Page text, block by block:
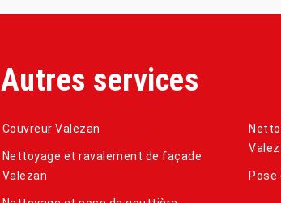
Autres services
Couvreur Valezan
Nettoyage et ravalement de façade
Valezan
Pose